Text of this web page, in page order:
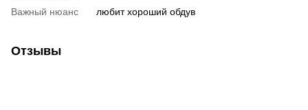
Важный нюанс любит хороший обдув
Отзывы